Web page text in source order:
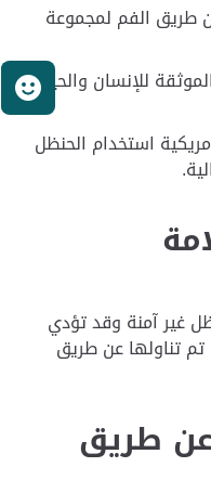
طريق الفم لمجموعة
للإنسان والحيوان
استخدام الحنظل
غير آمنة وقد تؤدي
تناولها عن طريق
طريق